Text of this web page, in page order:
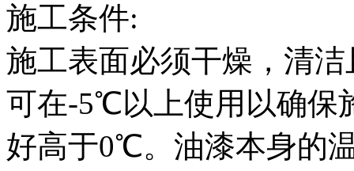
施工条件:
施工表面必须干燥，清
可在-5℃以上使用以确保
好高于0℃。油漆本身的